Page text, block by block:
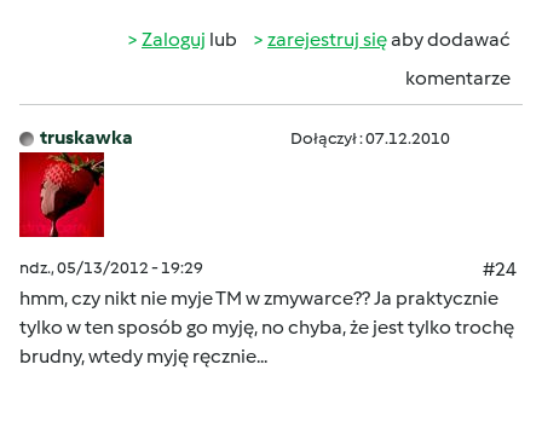
Zaloguj lub zarejestruj sięaby dodawać
komentarze
truskawka Dołączył : 07.12.2010
ndz., 05/13/2012 - 19:29
#24
hmm, czy nikt nie myje TM w zmywarce?? Ja praktycznie
tylko w ten sposób go myję, no chyba, że jest tylko trochę
brudny, wtedy myję ręcznie...